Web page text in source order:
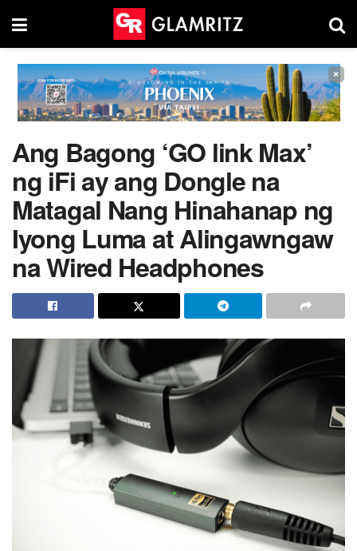
×
Ang Bagong ‘GO link Max’
ng iFi ay ang Dongle na
Matagal Nang Hinahanap ng
Iyong Luma at Alingawngaw
na Wired Headphones